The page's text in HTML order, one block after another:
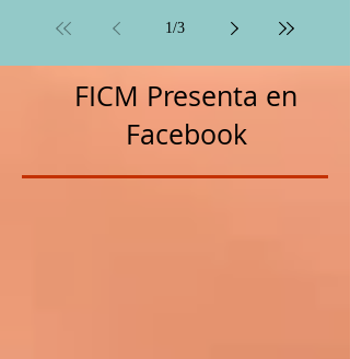
1/3
FICM Presenta en
Facebook